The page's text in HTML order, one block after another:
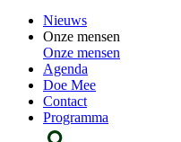
Nieuws
Onze mensen
Onze mensen
Agenda
Doe Mee
Contact
Programma